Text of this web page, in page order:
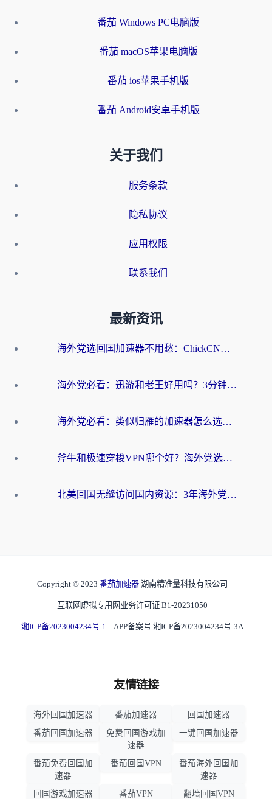
番茄 Windows PC电脑版
番茄 macOS苹果电脑版
番茄 ios苹果手机版
番茄 Android安卓手机版
关于我们
服务条款
隐私协议
应用权限
联系我们
最新资讯
海外党选回国加速器不用愁：ChickCN和洞见哪个好？一篇搞定所有疑问
海外党必看：迅游和老王好用吗？3分钟选对加速国内网络的加速器
海外党必看：类似归雁的加速器怎么选？一篇搞定无缝访问国内资源
斧牛和极速穿梭VPN哪个好？海外党选回国加速器必看的真实对比与避坑指南
北美回国无缝访问国内资源：3年海外党亲测的加速器选择指南
Copyright © 2023 番茄加速器 湖南精准量科技有限公司
互联网虚拟专用网业务许可证 B1-20231050
湘ICP备2023004234号-1 APP备案号 湘ICP备2023004234号-3A
友情链接
海外回国加速器 番茄加速器
回国加速器
番茄回国加速器
免费回国游戏加
速器
一键回国加速器
番茄免费回国加
速器
番茄回国VPN
番茄海外回国加
速器
回国游戏加速器
番茄VPN 翻墙回国VPN